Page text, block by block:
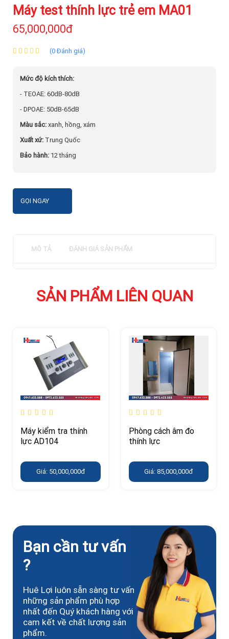
Máy test thính lực trẻ em MA01
65,000,000đ
(0 Đánh giá)
Mức độ kích thích:
- TEOAE: 60dB-80dB
- DPOAE: 50dB-65dB
Màu sắc:xanh, hồng, xám
Xuất xứ: Trung Quốc
Bảo hành: 12 tháng
GỌI NGAY
MÔ TẢ ĐÁNH GIÁ SẢN PHẨM
SẢN PHẨM LIÊN QUAN
Máy kiểm tra thính
lực AD104
Giá: 50,000,000đ
Phòng cách âm đo
thính lực
Giá: 85,000,000đ
Bạn cần tư vấn
?
Huê Lợi luôn sẵn sàng tư vấn
những sản phẩm phù hợp
nhất đến Quý khách hàng với
cam kết về chất lượng sản
phẩm.